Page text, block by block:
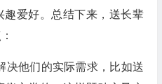
趣爱好。总结下来，送长辈
决他们的实际需求，比如送